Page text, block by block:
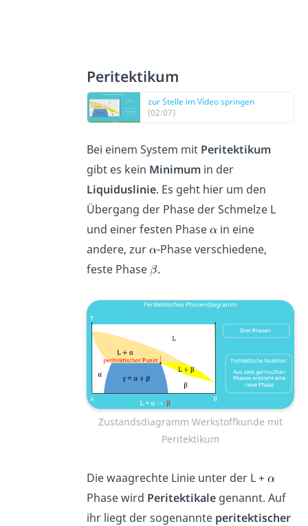
Peritektikum
zur Stelle im Video springen
(02:07)
Bei einem System mit Peritektikum
gibt es kein Minimum in der
Liquiduslinie. Es geht hier um den
Übergang der Phase der Schmelze L
und einer festen Phase
in eine
andere, zur -Phase verschiedene,
feste Phase
.
Zustandsdiagramm Werkstoffkunde mit
Peritektikum
Die waagrechte Linie unter der L +
Phase wird Peritektikale genannt. Auf
ihr liegt der sogenannte peritektischer